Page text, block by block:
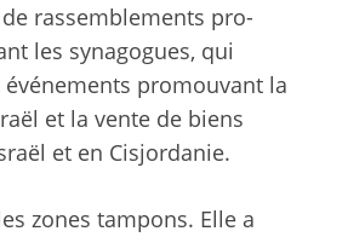
rassemblements pro-
les synagogues, qui
promouvant la
et la vente de biens
et en Cisjordanie.
zones tampons. Elle a